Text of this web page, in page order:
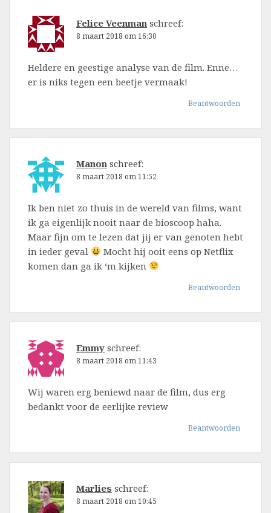
Felice Veenman schreef:
8 maart 2018 om 16:30
Heldere en geestige analyse van de film. Enne…
er is niks tegen een beetje vermaak!
Beantwoorden
Manon schreef:
8 maart 2018 om 11:52
Ik ben niet zo thuis in de wereld van films, want
ik ga eigenlijk nooit naar de bioscoop haha.
Maar fijn om te lezen dat jij er van genoten hebt
in ieder geval
Mocht hij ooit eens op Netflix
komen dan ga ik ‘m kijken
Beantwoorden
Emmy schreef:
8 maart 2018 om 11:43
Wij waren erg beniewd naar de film, dus erg
bedankt voor de eerlijke review
Beantwoorden
Marlies schreef:
8 maart 2018 om 10:45